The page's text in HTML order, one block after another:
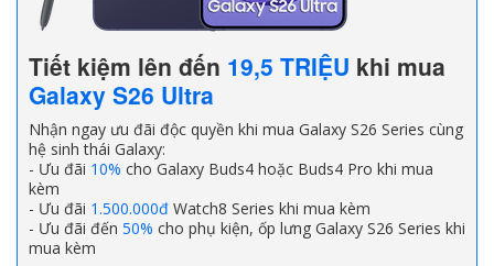
Tiết kiệm lên đến 19,5 TRIỆU khi mua
Galaxy S26 Ultra
Nhận ngay ưu đãi độc quyền khi mua Galaxy S26 Series cùng
hệ sinh thái Galaxy:
- Ưu đãi 10% cho Galaxy Buds4 hoặc Buds4 Pro khi mua
kèm
- Ưu đãi 1.500.000đ Watch8 Series khi mua kèm
- Ưu đãi đến 50% cho phụ kiện, ốp lưng Galaxy S26 Series khi
mua kèm